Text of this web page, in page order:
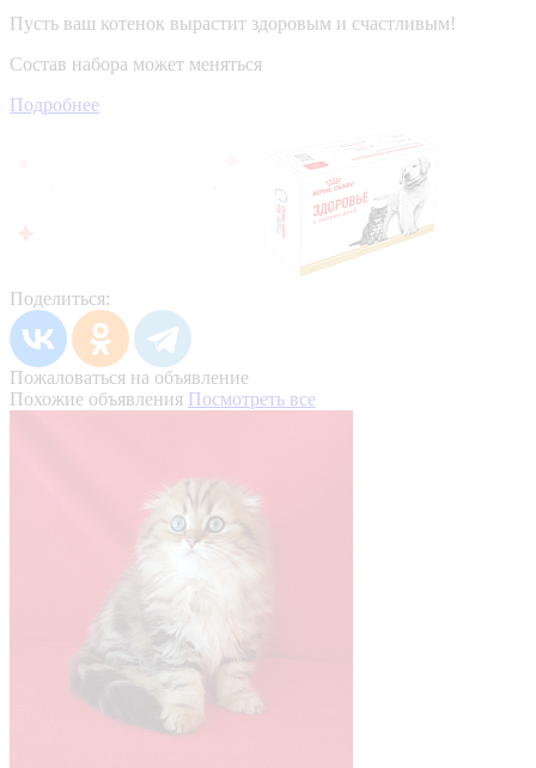
Пусть ваш котенок вырастит здоровым и счастливым!
Состав набора может меняться
Подробнее
Поделиться:
Пожаловаться на объявление
Похожие объявления Посмотреть все